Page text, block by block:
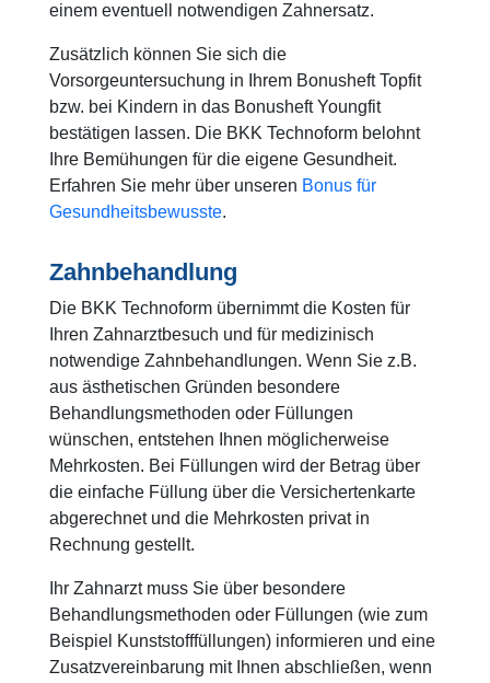
einem eventuell notwendigen Zahnersatz.
Zusätzlich können Sie sich die
Vorsorgeuntersuchung in Ihrem Bonusheft Topfit
bzw. bei Kindern in das Bonusheft Youngfit
bestätigen lassen. Die BKK Technoform belohnt
Ihre Bemühungen für die eigene Gesundheit.
Erfahren Sie mehr über unseren Bonus für
Gesundheitsbewusste.
Zahnbehandlung
Die BKK Technoform übernimmt die Kosten für
Ihren Zahnarztbesuch und für medizinisch
notwendige Zahnbehandlungen. Wenn Sie z.B.
aus ästhetischen Gründen besondere
Behandlungsmethoden oder Füllungen
wünschen, entstehen Ihnen möglicherweise
Mehrkosten. Bei Füllungen wird der Betrag über
die einfache Füllung über die Versichertenkarte
abgerechnet und die Mehrkosten privat in
Rechnung gestellt.
Ihr Zahnarzt muss Sie über besondere
Behandlungsmethoden oder Füllungen (wie zum
Beispiel Kunststofffüllungen) informieren und eine
Zusatzvereinbarung mit Ihnen abschließen, wenn